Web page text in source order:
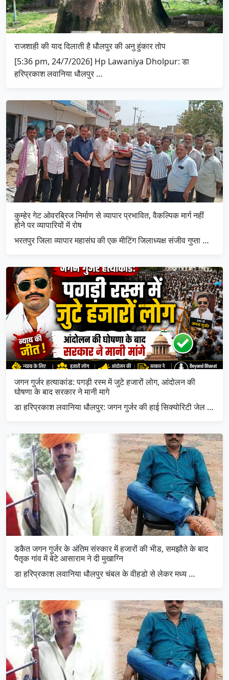
राजशाही की याद दिलाती है धौलपुर की अनु हुंकार तोप
[5:36 pm, 24/7/2026] Hp Lawaniya Dholpur: डा
हरिप्रकाश लवानिया धौलपुर …
कुम्हेर गेट ओवरब्रिज निर्माण से व्यापार प्रभावित, वैकल्पिक मार्ग नहीं
होने पर व्यापारियों में रोष
भरतपुर जिला व्यापार महासंघ की एक मीटिंग जिलाध्यक्ष संजीव गुप्ता …
जगन गुर्जर हत्याकांड: पगड़ी रस्म में जुटे हजारों लोग, आंदोलन की
घोषणा के बाद सरकार ने मानी मागे
डा हरिप्रकाश लवानिया धौलपुर: जगन गुर्जर की हाई सिक्योरिटी जेल …
डकैत जगन गुर्जर के अंतिम संस्कार में हजारों की भीड, समझौते के बाद
पैतृक गांव में बेटे आसाराम ने दी मुखाग्नि
डा हरिप्रकाश लवानिया धौलपुर चंबल के वीहडो से लेकर मध्य …